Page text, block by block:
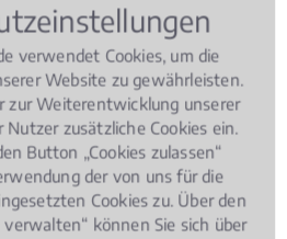
Damit der Vertrag aber
und möglichst fair ist,
fürUrheberrecht
werden.
Vermarktung
ebenso zu Rate, wenn es
Online-Vermarktung von
verwendet Cookies, um die
Website zu gewährleisten.
zur Weiterentwicklung unserer
zusätzliche Cookies ein.
Button „Cookies zulassen“
der von uns für die
Cookies zu. Über den
können Sie sich über